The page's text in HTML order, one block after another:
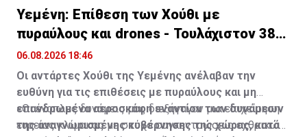
Υεμένη: Επίθεση των Χούθι με
πυραύλους και drones - Τουλάχιστον 38
νεκροί
06.08.2026 18:46
Οι αντάρτες Χούθι της Υεμένης ανέλαβαν την
ευθύνη για τις επιθέσεις με πυραύλους και μη
επανδρωμένα αεροσκάφη εναντίον των δυνάμεων
της αναγνωρισμένης κυβέρνησης της χώρας, κατά
«Οι ένοπλες δυνάμεις μας διεξήγαγαν μια επιχείρηση
ευρείας κλίμακας με στόχο συγκεντρώσεις εχθρικών